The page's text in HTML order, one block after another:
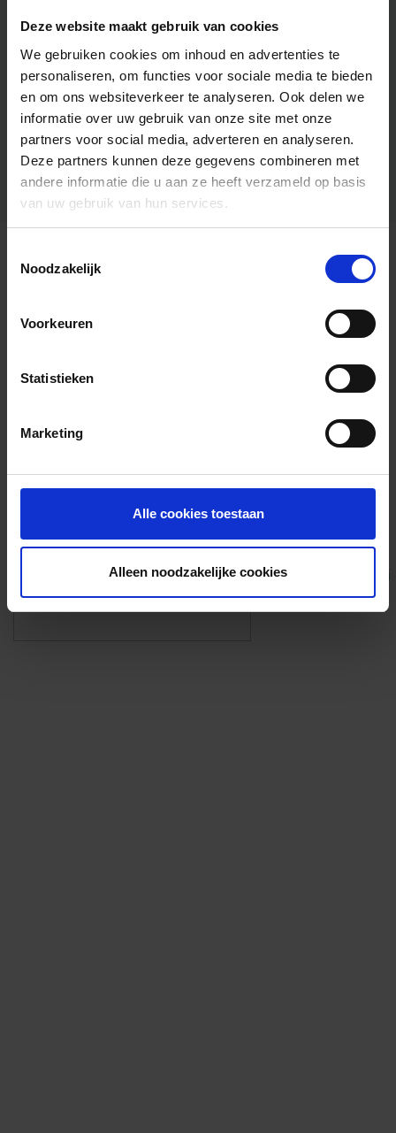
Deze website maakt gebruik van cookies
We gebruiken cookies om inhoud en advertenties te
personaliseren, om functies voor sociale media te bieden
en om ons websiteverkeer te analyseren. Ook delen we
informatie over uw gebruik van onze site met onze
partners voor social media, adverteren en analyseren.
Deze partners kunnen deze gegevens combineren met
andere informatie die u aan ze heeft verzameld op basis
van uw gebruik van hun services.
Noodzakelijk
Voorkeuren
Statistieken
Marketing
Alle cookies toestaan
Alleen noodzakelijke cookies
Algemene informatie
Foto’s ({{photos.length}})
Eigen foto’s